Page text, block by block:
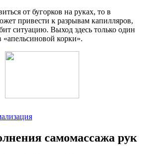
от бугорков на руках, то в
привести к разрывам капилляров,
ситуацию. Выход здесь только один
корки».
самомассажа рук